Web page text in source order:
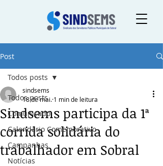
Post
Todos posts
Comunicado
Calendário Comemorativo
Campanhas
Notícias
Todos posts
Sindsems participa da 1ª
corrida solidária do
trabalhador em Sobral
sindsems
18 de mai. 1 min de leitura